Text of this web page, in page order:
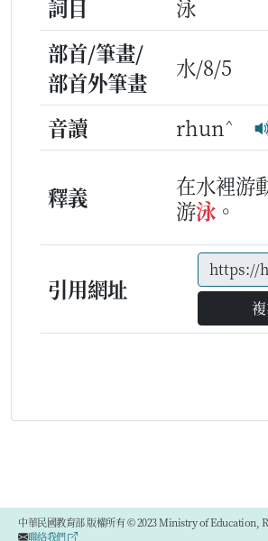
詞目
泳
部首/筆畫/
部首外筆畫
水/8/5
音讀 rhun^
釋義 在水裡游
游泳 。
引用網址
中華民國教育部 版權所有 © 2023 Ministry of Education,
聯絡我們